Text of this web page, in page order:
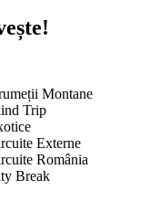
Montane
Trip
Externe
România
Break